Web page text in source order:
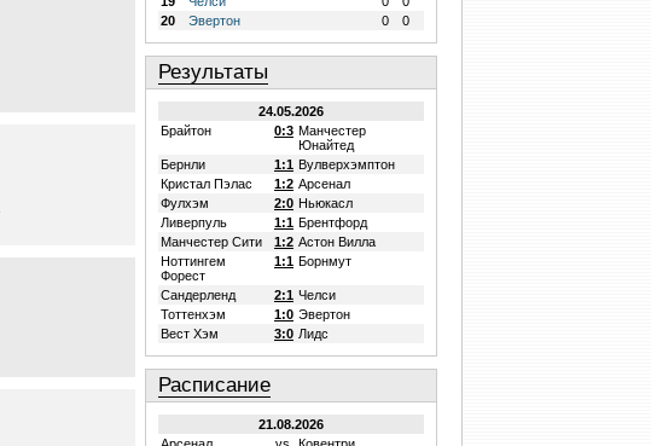
20
Эвертон 0 0
Результаты
24.05.2026
Брайтон
0:3 Манчестер
Юнайтед
Бернли
1:1 Вулверхэмптон
Кристал Пэлас
1:2 Арсенал
Фулхэм
2:0 Ньюкасл
Ливерпуль
1:1 Брентфорд
Манчестер Сити
1:2 Астон Вилла
Ноттингем
Форест
1:1 Борнмут
Сандерленд 2:1 Челси
Тоттенхэм
1:0 Эвертон
Вест Хэм
3:0 Лидс
Расписание
21.08.2026